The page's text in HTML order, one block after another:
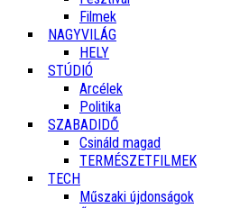
Filmek
NAGYVILÁG
HELY
STÚDIÓ
Arcélek
Politika
SZABADIDŐ
Csináld magad
TERMÉSZETFILMEK
TECH
Műszaki újdonságok